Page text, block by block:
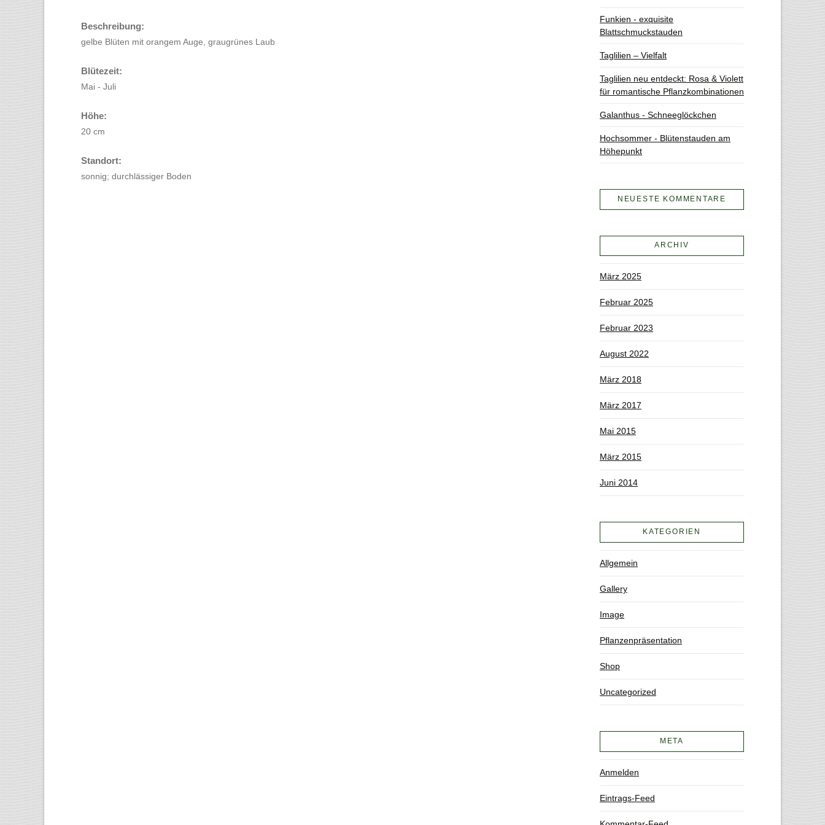
Beschreibung:
gelbe Blüten mit orangem Auge, graugrünes Laub
Blütezeit:
Mai - Juli
Höhe:
20 cm
Standort:
sonnig; durchlässiger Boden
Funkien - exquisite
Blattschmuckstauden
Taglilien – Vielfalt
Taglilien neu entdeckt: Rosa & Violett
für romantische Pflanzkombinationen
Galanthus - Schneeglöckchen
Hochsommer - Blütenstauden am
Höhepunkt
NEUESTE KOMMENTARE
ARCHIV
März 2025
Februar 2025
Februar 2023
August 2022
März 2018
März 2017
Mai 2015
März 2015
Juni 2014
KATEGORIEN
Allgemein
Gallery
Image
Pflanzenpräsentation
Shop
Uncategorized
META
Anmelden
Eintrags-Feed